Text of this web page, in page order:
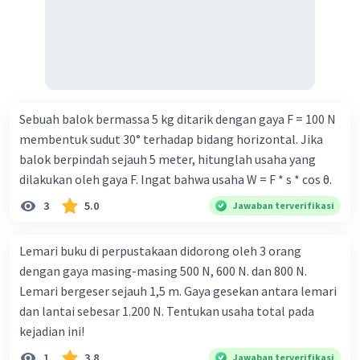
"Semuanya. Ah sudah jangan bingung, gini aja gimana
kalau lukisan itu saya beli lima juta rupiah." Yuda : "Apa?
Lima juta!" (6) Bapak: "Apa kurang?" Yuda : "Cu... kup, Pak."
Bukti latar waktu dalam kutipan drama tersebut terdapat
pada dialog nomor .... a. (1) b. (3) c. (4) d. (6) 3.Perhatikan
sambil berkacak pinggang. Dialog tersebut diucapkan
dengan nada a. keras sambil bercanda b. marah dan serius
c. rendah dan penuh tanya d. penuh kasih sayang 4.Cermati
kutipan bacaan berikut! "Mohammad-san inilah rumahku."
Toshihiko berkata ketika kami sampai di depan sebuah
Sebuah balok bermassa 5 kg ditarik dengan gaya F = 100 N
membentuk sudut 30° terhadap bidang horizontal. Jika
balok berpindah sejauh 5 meter, hitunglah usaha yang
dilakukan oleh gaya F. Ingat bahwa usaha W = F * s * cos θ.
3 5.0 Jawaban terverifikasi
Lemari buku di perpustakaan didorong oleh 3 orang
dengan gaya masing-masing 500 N, 600 N. dan 800 N.
Lemari bergeser sejauh 1,5 m. Gaya gesekan antara lemari
dan lantai sebesar 1.200 N. Tentukan usaha total pada
kejadian ini!
Jawaban terverifikasi